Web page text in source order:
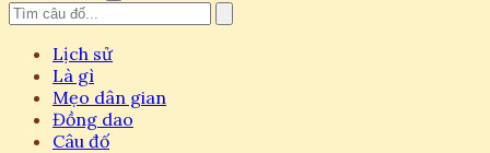
Lịch sử
Là gì
Mẹo dân gian
Đồng dao
Câu đố